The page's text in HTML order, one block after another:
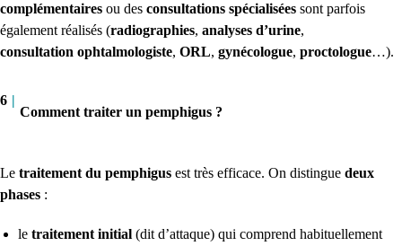
complémentaires ou des consultations spécialisées sont parfois
également réalisés (radiographies, analyses d’urine,
consultation ophtalmologiste, ORL, gynécologue, proctologue…).
6 |
Comment traiter un pemphigus ?
Le traitement du pemphigus est très efficace. On distingue deux
phases :
le traitement initial (dit d’attaque) qui comprend habituellement